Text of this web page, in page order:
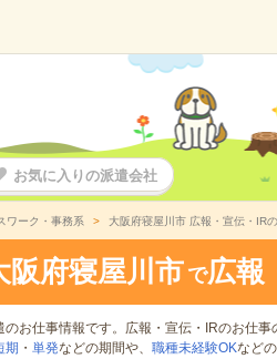
お気に入りの派遣会社
ワーク・事務系 大阪府寝屋川市 広報・宣伝・IR
阪府寝屋川市 で広報
お仕事情報です。広報・宣伝・IRのお仕事
期 ・ 単発などの期間や、 職種未経験OKなど